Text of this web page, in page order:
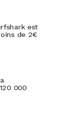
est
de 2€
000